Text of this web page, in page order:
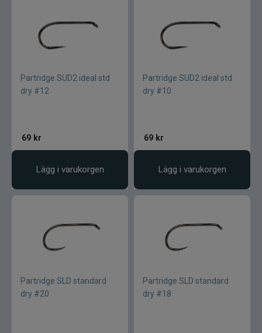
Böjda spön
Blue fox Vibrax
BFT
Cotton Cordell
Cisco Kid
Partridge SUD2 ideal std
dry #12
69 kr
Lägg i varukorgen
Partridge SUD2 ideal std
dry #10
69 kr
Lägg i varukorgen
Partridge SLD standard
dry #20
Partridge SLD standard
dry #18